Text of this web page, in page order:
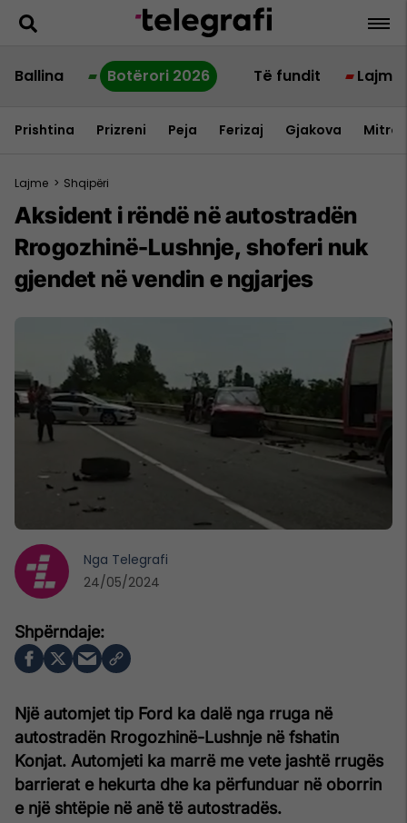
Ballina Botërori 2026 Të fundit Lajme
Prishtina Prizreni Peja Ferizaj Gjakova
Lajme > Shqipëri
Aksident i rëndë në autostradën
Rrogozhinë-Lushnje, shoferi nuk
gjendet në vendin e ngjarjes
Një automjet tip Ford ka dalë nga rruga në
autostradën Rrogozhinë-Lushnje në fshatin
Konjat. Automjeti ka marrë me vete jashtë rrugës
barrierat e hekurta dhe ka përfunduar në oborrin
e një shtëpie në anë të autostradës.
Nga Telegrafi
24/05/2024